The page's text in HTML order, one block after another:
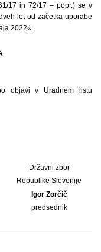
17 in 72/17 – popr.) se v
let od začetka uporabe
2022«.
objavi v Uradnem listu
Državni zbor
Republike Slovenije
Igor Zorčič
predsednik